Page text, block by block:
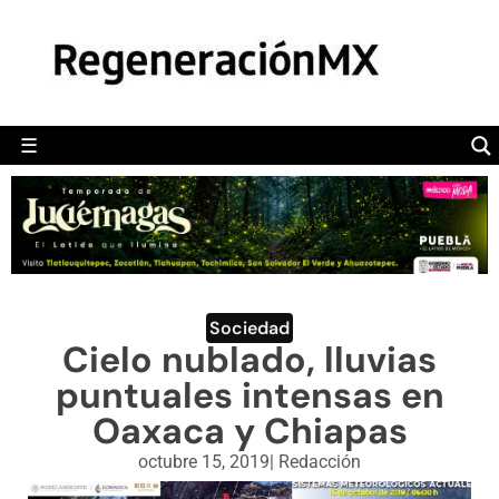
☰
POLÍTICA
CAMALEÓN
OPINIÓN
DEPORTES
ENGLISH SECTION
VIDEOS
Sociedad
Cielo nublado, lluvias
puntuales intensas en
Oaxaca y Chiapas
octubre 15, 2019| Redacción